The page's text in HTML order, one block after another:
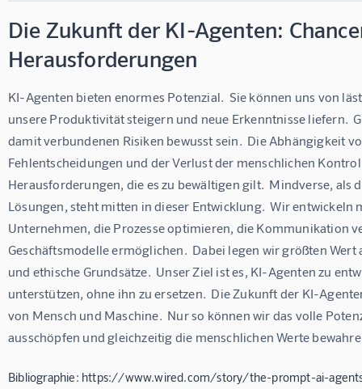
Die Zukunft der KI-Agenten:
Herausforderungen
KI-Agenten bieten enormes Potenzial.  Sie können uns von
unsere Produktivität steigern und neue Erkenntnisse liefern.
damit verbundenen Risiken bewusst sein.  Die Abhängigkeit
Fehlentscheidungen und der Verlust der menschlichen
Herausforderungen, die es zu bewältigen gilt.  Mindverse, als
Lösungen, steht mitten in dieser Entwicklung.  Wir
Unternehmen, die Prozesse optimieren, die Kommunikation
Geschäftsmodelle ermöglichen.  Dabei legen wir größten
und ethische Grundsätze.  Unser Ziel ist es, KI-Agenten zu
unterstützen, ohne ihn zu ersetzen.  Die Zukunft der KI-
von Mensch und Maschine.  Nur so können wir das volle
ausschöpfen und gleichzeitig die menschlichen Werte
Bibliographie: https://www.wired.com/story/the-prompt-ai-